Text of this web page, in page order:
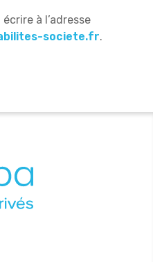
à l’adresse
societe.fr.